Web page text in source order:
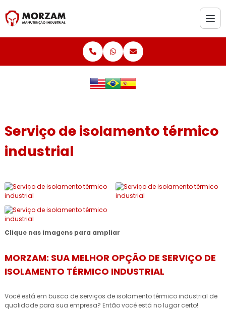
Serviço de isolamento térmico
industrial
Clique nas imagens para ampliar
MORZAM: SUA MELHOR OPÇÃO DE SERVIÇO DE
ISOLAMENTO TÉRMICO INDUSTRIAL
Você está em busca de serviços de isolamento térmico industrial de
qualidade para sua empresa? Então você está no lugar certo!